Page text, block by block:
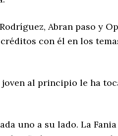
Abran paso y
con él en los
al principio le ha
uno a su lado. La